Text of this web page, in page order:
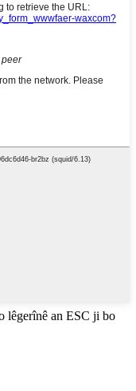
lêgerînê an ESC ji bo